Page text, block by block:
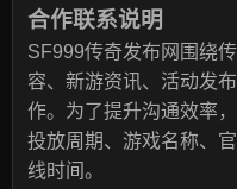
合作联系说明
SF999传奇发布网围绕
容、新游资讯、活动发
作。为了提升沟通效率
投放周期、游戏名称、
线时间。